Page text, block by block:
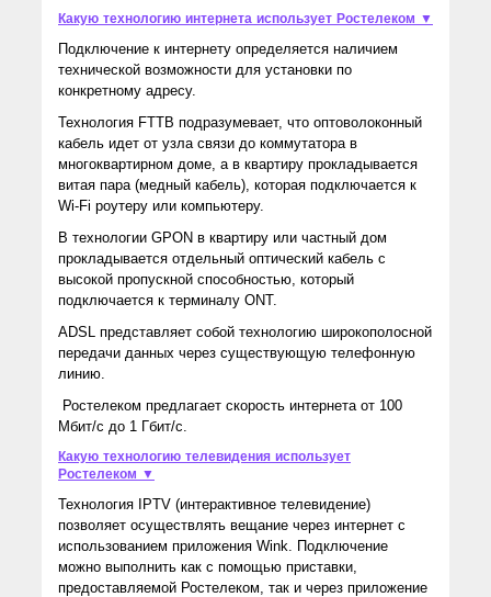
Какую технологию интернета использует Ростелеком ▼
Подключение к интернету определяется наличием
технической возможности для установки по
конкретному адресу.
Технология FTTB подразумевает, что оптоволоконный
кабель идет от узла связи до коммутатора в
многоквартирном доме, а в квартиру прокладывается
витая пара (медный кабель), которая подключается к
Wi-Fi роутеру или компьютеру.
В технологии GPON в квартиру или частный дом
прокладывается отдельный оптический кабель с
высокой пропускной способностью, который
подключается к терминалу ONT.
ADSL представляет собой технологию широкополосной
передачи данных через существующую телефонную
линию.
Ростелеком предлагает скорость интернета от 100
Мбит/с до 1 Гбит/с.
Какую технологию телевидения использует
Ростелеком ▼
Технология IPTV (интерактивное телевидение)
позволяет осуществлять вещание через интернет с
использованием приложения Wink. Подключение
можно выполнить как с помощью приставки,
предоставляемой Ростелеком, так и через приложение